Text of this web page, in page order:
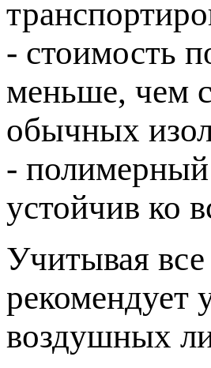
- стоимость
меньше, чем
обычных
- полимерный
устойчив ко
Учитывая
рекомендует
воздушных